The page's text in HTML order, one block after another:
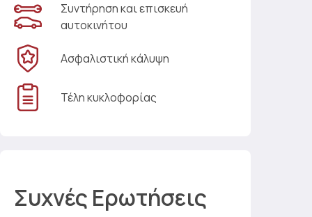
Συντήρηση και επισκευή
αυτοκινήτου
Ασφαλιστική κάλυψη
Τέλη κυκλοφορίας
Συχνές Ερωτήσεις